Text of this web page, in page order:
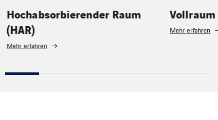
Vollraum
Mehr erfahren